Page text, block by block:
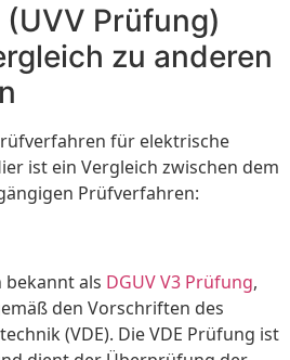
Prüfung)
zu anderen
für elektrische
ist ein Vergleich zwischen dem
Prüfverfahren:
bekannt als DGUV V3 Prüfung,
den Vorschriften des
(VDE). Die VDE Prüfung ist